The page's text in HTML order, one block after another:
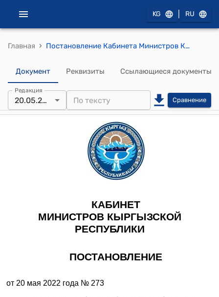
KG RU
Главная › Постановление Кабинета Министров КР от 20 мая 2022 года № 273 "О переводе (трансформации) земель, расположенных на территории Жаны-Жерского айылного аймака Сокулукского района Чуйской области Кыргызской Республики, из категории "Земли сельскохозяйственного назначения" в категорию "Земли промышленности, транспорта, связи, энергетики, обороны и иного назначения"
Документ Реквизиты Ссылающиеся документы
Редакция
20.05.2022 Сравнение